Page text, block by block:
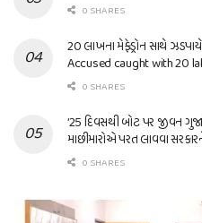
0 SHARES
20 લાખના મેફેડ્રોન સાથે
Accused caught with 20
0 SHARES
’25 દિવસથી બોટ પર જીવન
માછીમારોએ પરત લાવવા
0 SHARES